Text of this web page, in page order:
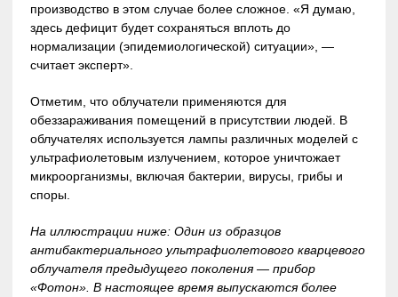
производство в этом случае более сложное. «Я думаю,
здесь дефицит будет сохраняться вплоть до
нормализации (эпидемиологической) ситуации», —
считает эксперт».
Отметим, что облучатели применяются для
обеззараживания помещений в присутствии людей. В
облучателях используется лампы различных моделей с
ультрафиолетовым излучением, которое уничтожает
микроорганизмы, включая бактерии, вирусы, грибы и
споры.
На иллюстрации ниже: Один из образцов
антибактериального ультрафиолетового кварцевого
облучателя предыдущего поколения — прибор
«Фотон». В настоящее время выпускаются более